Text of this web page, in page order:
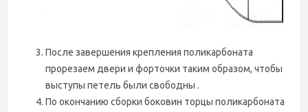
После завершения крепления поликарбоната
прорезаем двери и форточки таким образом, чтобы
выступы петель были свободны .
По окончанию сборки боковин торцы поликарбоната